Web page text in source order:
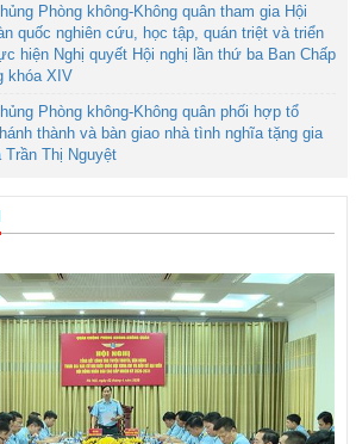
Phòng không-Không quân tham gia Hội
quốc nghiên cứu, học tập, quán triệt và triển
hiện Nghị quyết Hội nghị lần thứ ba Ban Chấp
khóa XIV
Phòng không-Không quân phối hợp tổ
thành và bàn giao nhà tình nghĩa tặng gia
Trần Thị Nguyệt